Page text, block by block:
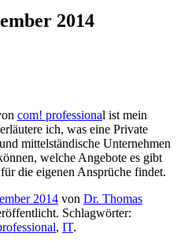
2014
com! professional ist mein
ich, was eine Private
mittelständische Unternehmen
welche Angebote es gibt
die eigenen Ansprüche findet.
2014 von Dr. Thomas
Schlagwörter:
, IT.